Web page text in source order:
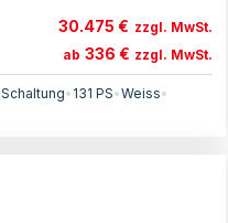
30.475 € zzgl. MwSt.
ab 336 € zzgl. MwSt.
Schaltung• 131 PS•Weiss•